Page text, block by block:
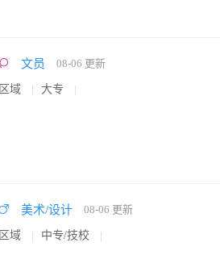
文员 08-06 更新
域 大专
美术/设计 08-06 更新
域 中专/技校